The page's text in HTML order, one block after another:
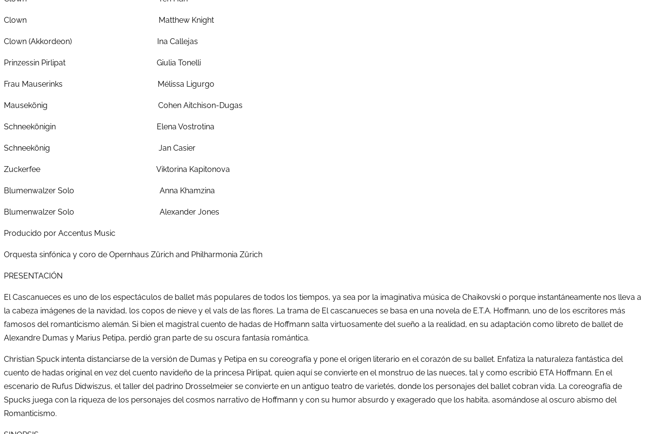
Clown Matthew Knight
Clown (Akkordeon) Ina Callejas
Prinzessin Pirlipat Giulia Tonelli
Frau Mauserinks Mélissa Ligurgo
Mausekönig Cohen Aitchison-Dugas
Schneekönigin Elena Vostrotina
Schneekönig Jan Casier
Zuckerfee Viktorina Kapitonova
Blumenwalzer Solo Anna Khamzina
Blumenwalzer Solo Alexander Jones
Producido por Accentus Music
Orquesta sinfónica y coro de Opernhaus Zürich and Philharmonia Zürich
PRESENTACIÓN
El Cascanueces es uno de los espectáculos de ballet más populares de todos los tiempos, ya sea por la imaginativa música de Chaikovski o porque instantáneamente nos lleva a
la cabeza imágenes de la navidad, los copos de nieve y el vals de las flores. La trama de El cascanueces se basa en una novela de E.T.A. Hoffmann, uno de los escritores más
famosos del romanticismo alemán. Si bien el magistral cuento de hadas de Hoffmann salta virtuosamente del sueño a la realidad, en su adaptación como libreto de ballet de
Alexandre Dumas y Marius Petipa, perdió gran parte de su oscura fantasía romántica.
Christian Spuck intenta distanciarse de la versión de Dumas y Petipa en su coreografía y pone el origen literario en el corazón de su ballet. Enfatiza la naturaleza fantástica del
cuento de hadas original en vez del cuento navideño de la princesa Pirlipat, quien aquí se convierte en el monstruo de las nueces, tal y como escribió ETA Hoffmann. En el
escenario de Rufus Didwiszus, el taller del padrino Drosselmeier se convierte en un antiguo teatro de varietés, donde los personajes del ballet cobran vida. La coreografía de
Spucks juega con la riqueza de los personajes del cosmos narrativo de Hoffmann y con su humor absurdo y exagerado que los habita, asomándose al oscuro abismo del
Romanticismo.